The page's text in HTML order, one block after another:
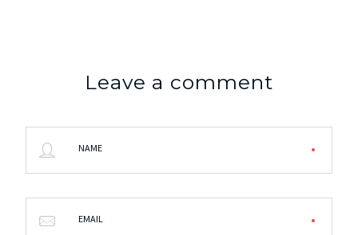
Leave a comment
NAME
EMAIL